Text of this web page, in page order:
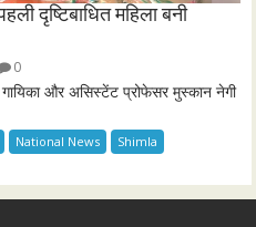
दृष्टिबाधित महिला बनी
0
और असिस्टेंट प्रोफेसर मुस्कान नेगी
National News Shimla